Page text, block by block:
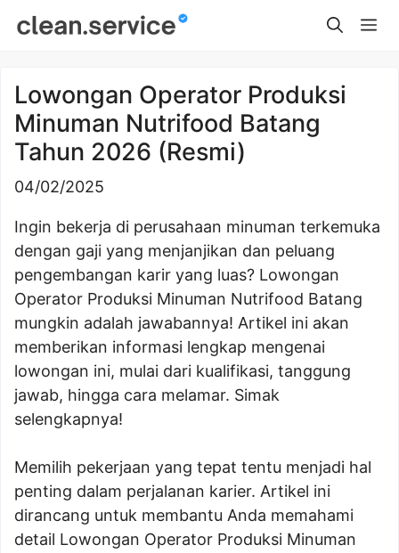
Lowongan Operator Produksi
Minuman Nutrifood Batang
Tahun 2026 (Resmi)
04/02/2025
Ingin bekerja di perusahaan minuman terkemuka
dengan gaji yang menjanjikan dan peluang
pengembangan karir yang luas? Lowongan
Operator Produksi Minuman Nutrifood Batang
mungkin adalah jawabannya! Artikel ini akan
memberikan informasi lengkap mengenai
lowongan ini, mulai dari kualifikasi, tanggung
jawab, hingga cara melamar. Simak
selengkapnya!
Memilih pekerjaan yang tepat tentu menjadi hal
penting dalam perjalanan karier. Artikel ini
dirancang untuk membantu Anda memahami
detail Lowongan Operator Produksi Minuman